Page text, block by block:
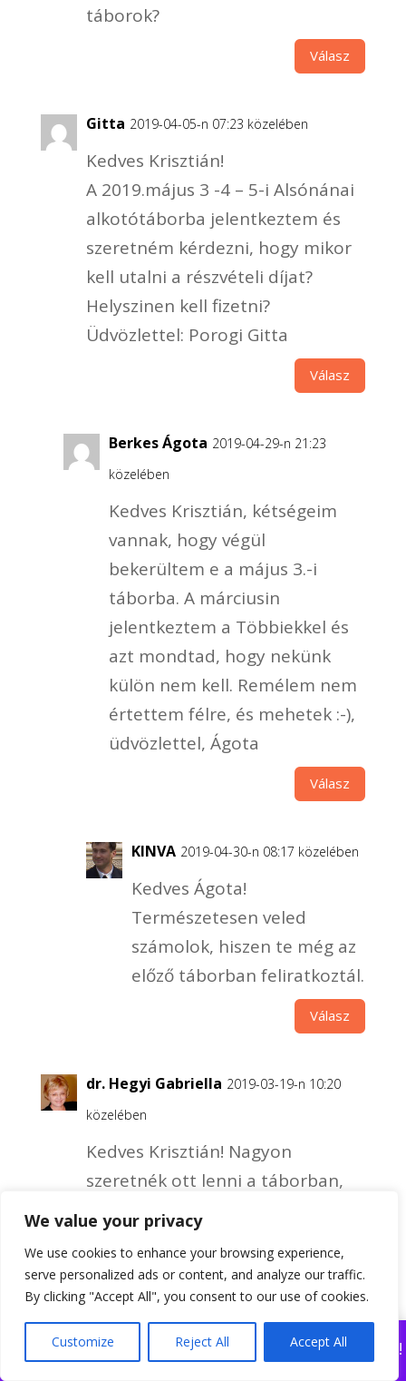
We value your privacy
We use cookies to enhance your browsing experience,
serve personalized ads or content, and analyze our traffic.
By clicking "Accept All", you consent to our use of cookies.
Customize Reject All Accept All
Nézd meg legújabb online festőtanfolyamunkat!
Bezárás
táborok?
Válasz
Gitta 2019-04-05-n 07:23 közelében
Kedves Krisztián!
A 2019.május 3 -4 – 5-i Alsónánai
alkotótáborba jelentkeztem és
szeretném kérdezni, hogy mikor
kell utalni a részvételi díjat?
Helyszinen kell fizetni?
Üdvözlettel: Porogi Gitta
Válasz
Berkes Ágota 2019-04-29-n 21:23
közelében
Kedves Krisztián, kétségeim
vannak, hogy végül
bekerültem e a május 3.-i
táborba. A márciusin
jelentkeztem a Többiekkel és
azt mondtad, hogy nekünk
külön nem kell. Remélem nem
értettem félre, és mehetek :-),
üdvözlettel, Ágota
Válasz
KINVA 2019-04-30-n 08:17 közelében
Kedves Ágota!
Természetesen veled
számolok, hiszen te még az
előző táborban feliratkoztál.
Válasz
dr. Hegyi Gabriella 2019-03-19-n 10:20
közelében
Kedves Krisztián! Nagyon
szeretnék ott lenni a táborban,
de-sajnos- ez idő alatt külföldi
konferencián kell előadást
tartanom!Nagyon sajnálom, de a
legközelebbin midenképpen
szeretnék ott lenni, ha időben
tudom…amatör, de lelkes